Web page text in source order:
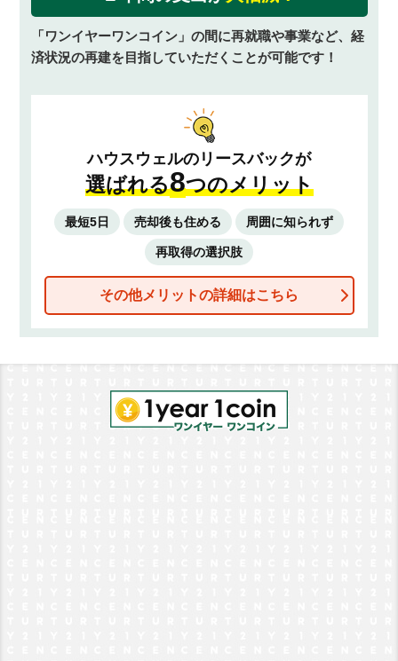
「ワンイヤーワンコイン」の間に再就職や事業など、 経
済状況の再建を目指していただくことが可能です！
ハウスウェルのリースバックが
選ばれる8つのメリット
最短5日 売却後も住める 周囲に知られず
再取得の選択肢
その他メリットの詳細はこちら